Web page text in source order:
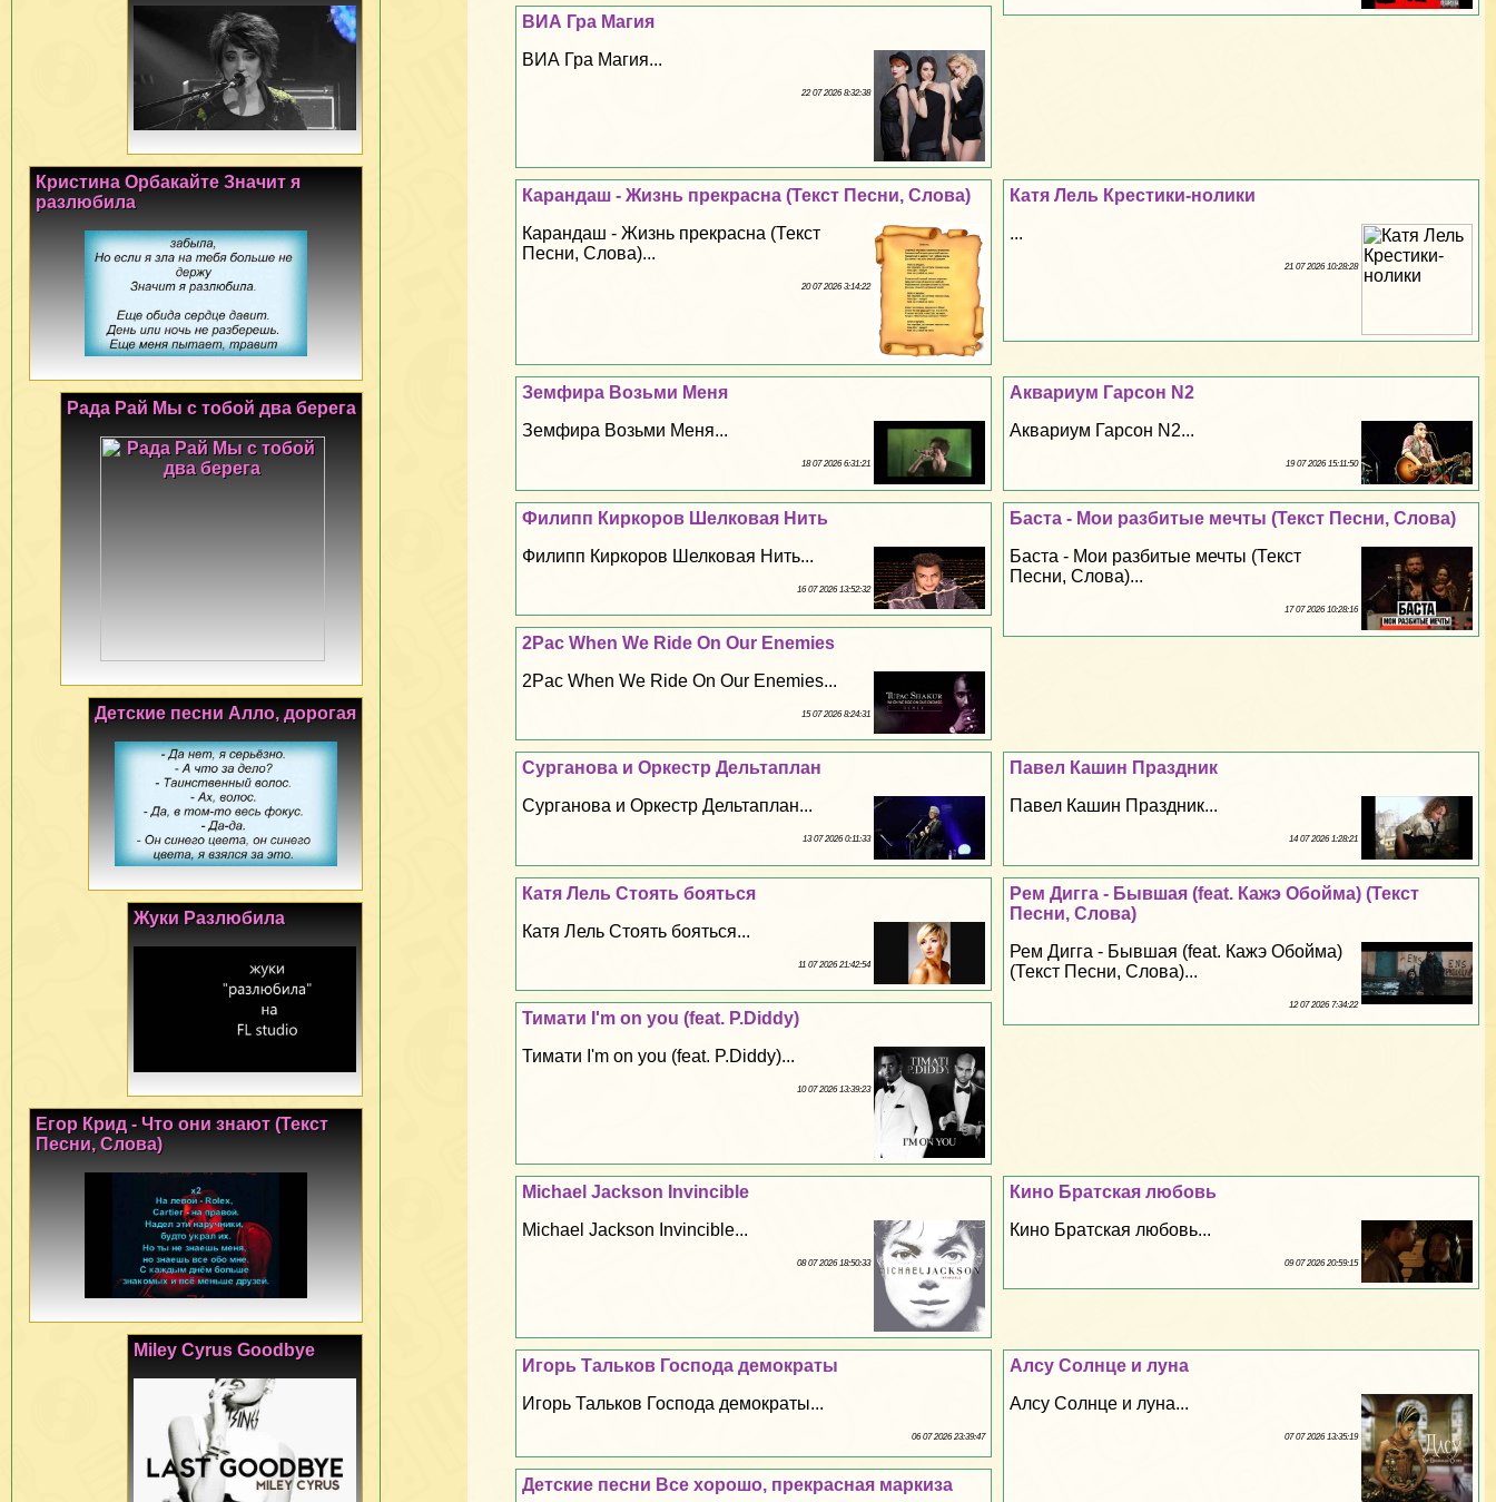
ВИА Гра Магия
ВИА Гра Магия...
22 07 2026 8:32:38
Катя Лель Крестики-нолики
...
21 07 2026 10:28:28
Карандаш - Жизнь прекрасна (Текст Песни, Слова)
Карандаш - Жизнь прекрасна (Текст
Песни, Слова)...
20 07 2026 3:14:22
Аквариум Гарсон N2
Аквариум Гарсон N2...
19 07 2026 15:11:50
Земфира Возьми Меня
Земфира Возьми Меня...
18 07 2026 6:31:21
Баста - Мои разбитые мечты (Текст Песни, Слова)
Баста - Мои разбитые мечты (Текст
Песни, Слова)...
17 07 2026 10:28:16
Филипп Киркоров Шелковая Нить
Филипп Киркоров Шелковая Нить...
16 07 2026 13:52:32
2Pac When We Ride On Our Enemies
2Pac When We Ride On Our Enemies...
15 07 2026 8:24:31
Павел Кашин Праздник
Павел Кашин Праздник...
14 07 2026 1:28:21
Сурганова и Оркестр Дельтаплан
Сурганова и Оркестр Дельтаплан...
13 07 2026 0:11:33
Рем Дигга - Бывшая (feat. Кажэ Обойма) (Текст
Песни, Слова)
Рем Дигга - Бывшая (feat. Кажэ Обойма)
(Текст Песни, Слова)...
12 07 2026 7:34:22
Катя Лель Стоять бояться
Катя Лель Стоять бояться...
11 07 2026 21:42:54
Тимати I'm on you (feat. P.Diddy)
Тимати I'm on you (feat. P.Diddy)...
10 07 2026 13:39:23
Кино Братская любовь
Кино Братская любовь...
09 07 2026 20:59:15
Michael Jackson Invincible
Michael Jackson Invincible...
08 07 2026 18:50:33
Алсу Солнце и луна
Алсу Солнце и луна...
07 07 2026 13:35:19
Игорь Тальков Господа демократы
Игорь Тальков Господа демократы...
06 07 2026 23:39:47
Детские песни Все хорошо, прекрасная маркиза
Кристина Орбакайте Значит я
разлюбила
Рада Рай Мы с тобой два берега
Детские песни Алло, дорогая
Жуки Разлюбила
Егор Крид - Что они знают (Текст
Песни, Слова)
Miley Cyrus Goodbye